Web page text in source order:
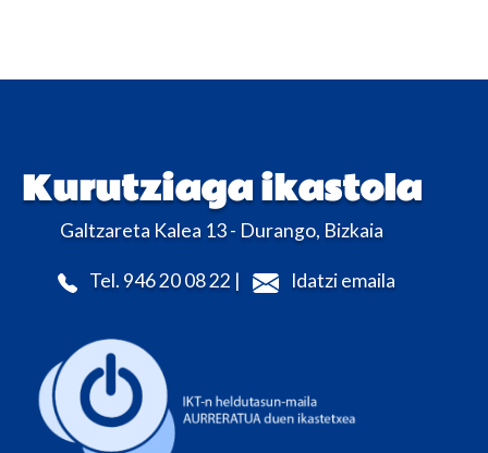
Kurutziaga ikastola
Galtzareta Kalea 13 - Durango, Bizkaia
Tel. 946 20 08 22 | Idatzi emaila